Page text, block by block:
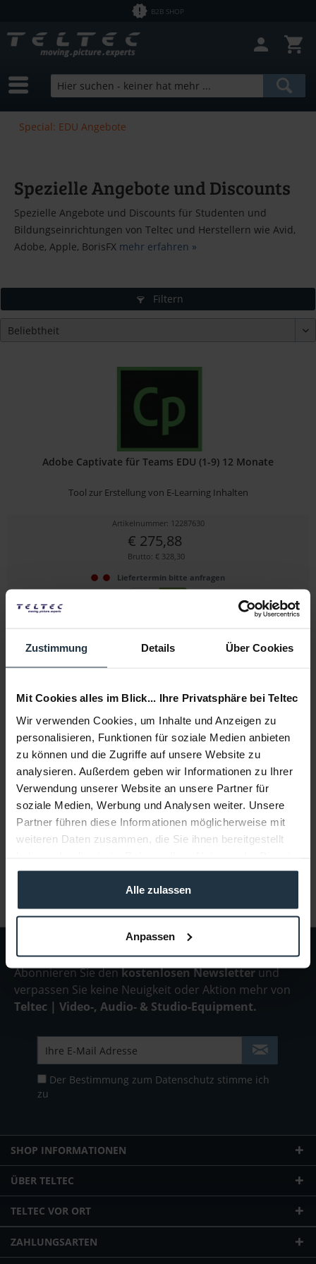
Zustimmung Details Über Cookies
Mit Cookies alles im Blick... Ihre Privatsphäre bei Teltec
Wir verwenden Cookies, um Inhalte und Anzeigen zu
personalisieren, Funktionen für soziale Medien anbieten
zu können und die Zugriffe auf unsere Website zu
analysieren. Außerdem geben wir Informationen zu Ihrer
Verwendung unserer Website an unsere Partner für
soziale Medien, Werbung und Analysen weiter. Unsere
Partner führen diese Informationen möglicherweise mit
weiteren Daten zusammen, die Sie ihnen bereitgestellt
gesammelt haben.
Alle zulassen
Anpassen
B2B SHOP
Special: EDU Angebote
Spezielle Angebote und Discounts
Spezielle Angebote und Discounts für Studenten und
Bildungseinrichtungen von Teltec und Herstellern wie Avid,
Adobe, Apple, BorisFX mehr erfahren »
Filtern
Adobe Captivate für Teams EDU (1-9) 12 Monate
Tool zur Erstellung von E-Learning Inhalten
Artikelnummer: 12287630
€ 275,88
Brutto: € 328,30
Liefertermin bitte anfragen
Adobe Photoshop CC EDU (1-9) 12 Monate
Software zur Bildbearbeitung
Artikelnummer: 12284287
€ 359,88
Brutto: € 428,26
Abonnieren Sie denkostenlosen Newsletterund
verpassen Sie keine Neuigkeit oder Aktion mehr von
Teltec | Video-, Audio- & Studio-Equipment.
Der Bestimmung zum Datenschutz stimme ich
zu
SHOP INFORMATIONEN
ÜBER TELTEC
TELTEC VOR ORT
ZAHLUNGSARTEN